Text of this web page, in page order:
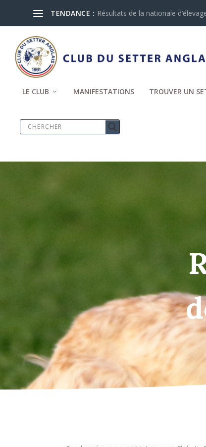
TENDANCE : Résultats de la nationale
LE CLUB MANIFESTATIONS TROUVER UN